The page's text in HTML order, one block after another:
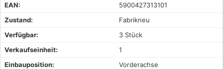
EAN:
5900427313101
Zustand:
Fabrikneu
Verfügbar:
3 Stück
Verkaufseinheit:
1
Einbauposition:
Vorderachse